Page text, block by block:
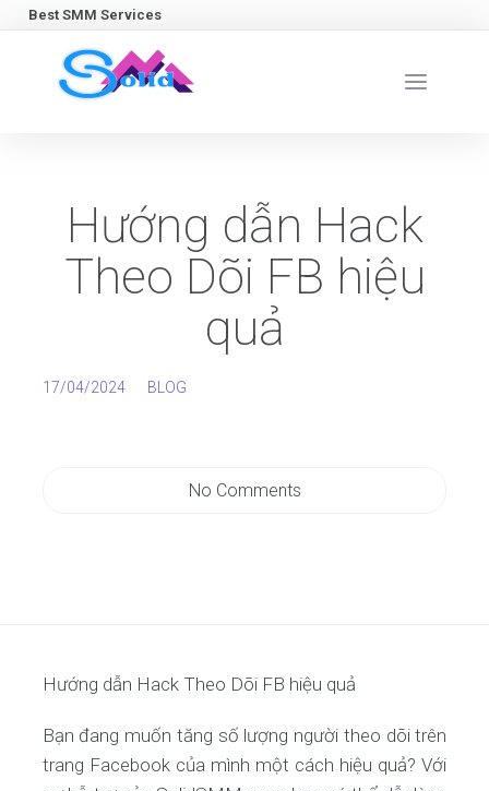
Best SMM Services
Hướng dẫn Hack
Theo Dõi FB hiệu
quả
17/04/2024 BLOG
No Comments
Hướng dẫn Hack Theo Dõi FB hiệu quả
Bạn đang muốn tăng số lượng người theo dõi trên
trang Facebook của mình một cách hiệu quả? Với